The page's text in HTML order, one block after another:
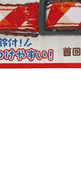
person